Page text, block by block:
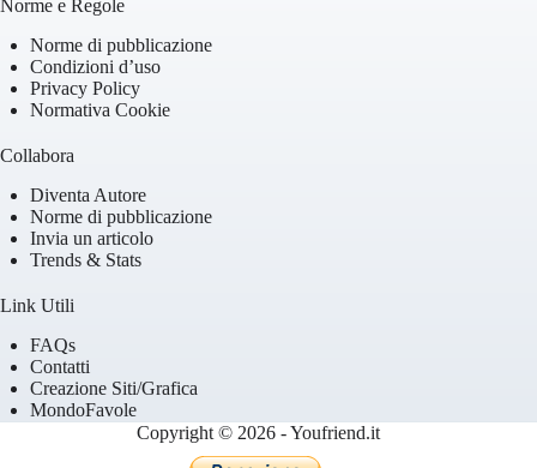
Norme e Regole
Norme di pubblicazione
Condizioni d’uso
Privacy Policy
Normativa Cookie
Collabora
Diventa Autore
Norme di pubblicazione
Invia un articolo
Trends & Stats
Link Utili
FAQs
Contatti
Creazione Siti/Grafica
MondoFavole
Copyright © 2026 - Youfriend.it